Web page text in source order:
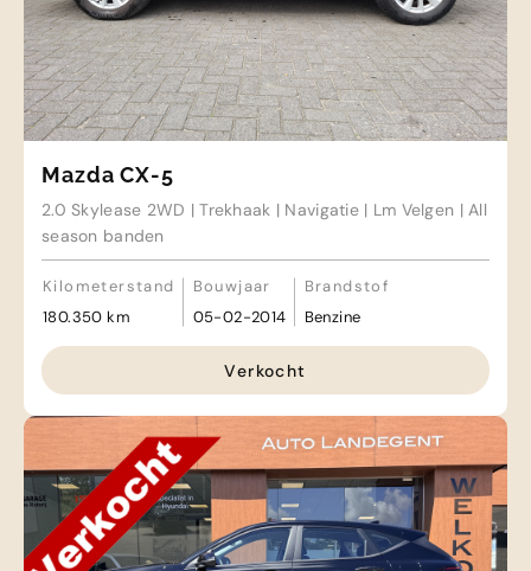
Mazda CX-5
2.0 Skylease 2WD | Trekhaak | Navigatie | Lm Velgen | All
season banden
Kilometerstand
180.350 km
Bouwjaar
05-02-2014
Brandstof
Benzine
Verkocht